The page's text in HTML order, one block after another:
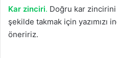
Kar zinciri. Doğru kar zincirini
şekilde takmak için yazımızı
öneririz.